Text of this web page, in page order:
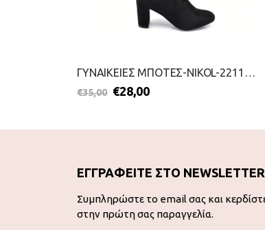
ΓΥΝΑΙΚΕΙΕΣ ΜΠΟΤΕΣ-NIKOL-2211-0266-ΜΑΥΡΟ
€35,00 €28,00
ΕΓΓΡΑΦΕΙΤΕ ΣΤΟ
Συμπληρώστε το email σας και
στην πρώτη σας παραγγελία.